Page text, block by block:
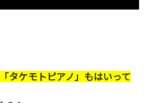
タケモトピアノ」もはいって